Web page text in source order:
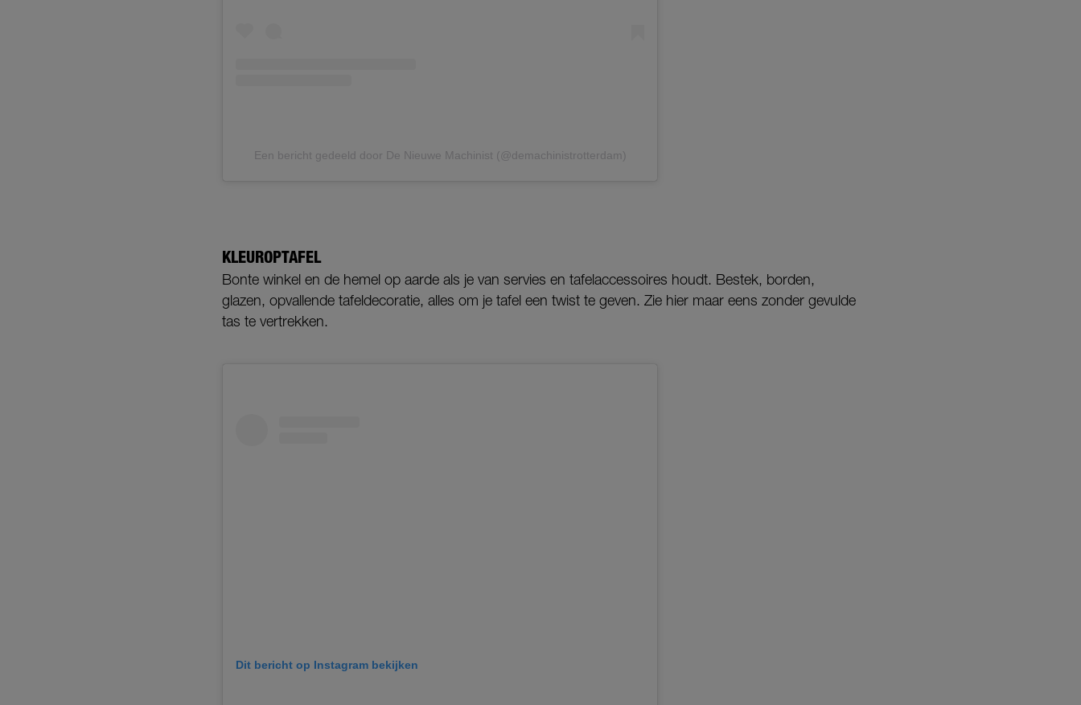
Een bericht gedeeld door De Nieuwe Machinist (@demachinistrotterdam)
KLEUROPTAFEL
Bonte winkel en de hemel op aarde als je van servies en tafelaccessoires houdt. Bestek, borden,
glazen, opvallende tafeldecoratie, alles om je tafel een twist te geven. Zie hier maar eens zonder gevulde
tas te vertrekken.
Dit bericht op Instagram bekijken